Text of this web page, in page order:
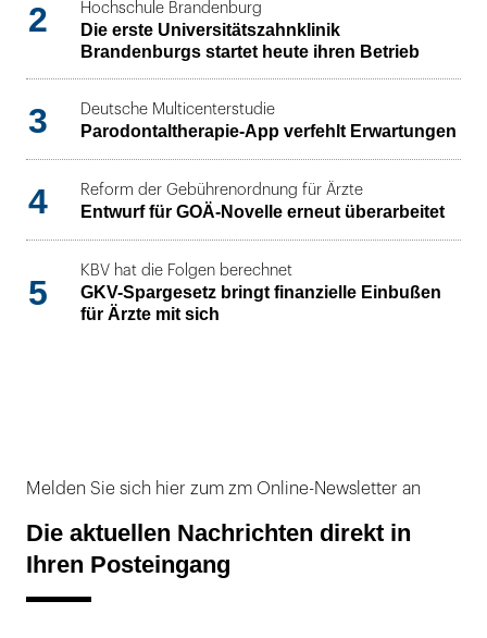
2 Hochschule Brandenburg
Die erste Universitätszahnklinik
Brandenburgs startet heute ihren Betrieb
3 Deutsche Multicenterstudie
Parodontaltherapie-App verfehlt Erwartungen
4 Reform der Gebührenordnung für Ärzte
Entwurf für GOÄ-Novelle erneut überarbeitet
5
KBV hat die Folgen berechnet
GKV-Spargesetz bringt finanzielle Einbußen
für Ärzte mit sich
Melden Sie sich hier zum zm Online-Newsletter an
Die aktuellen Nachrichten direkt in
Ihren Posteingang